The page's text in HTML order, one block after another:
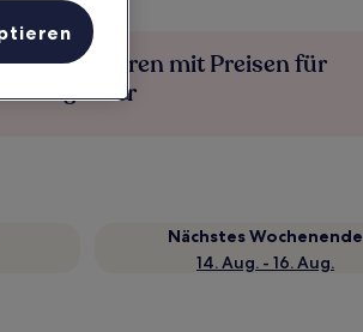
Mehr sparen mit Preisen für
Mitglieder
Nächstes Wochenende
14. Aug. - 16. Aug.